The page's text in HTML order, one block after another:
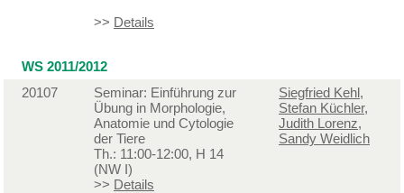
>> Details
WS 2011/2012
20107
Seminar: Einführung zur
Übung in Morphologie,
Anatomie und Cytologie
der Tiere
Th.: 11:00-12:00, H 14
(NW I)
>> Details
Siegfried Kehl,
Stefan Küchler,
Judith Lorenz,
Sandy Weidlich